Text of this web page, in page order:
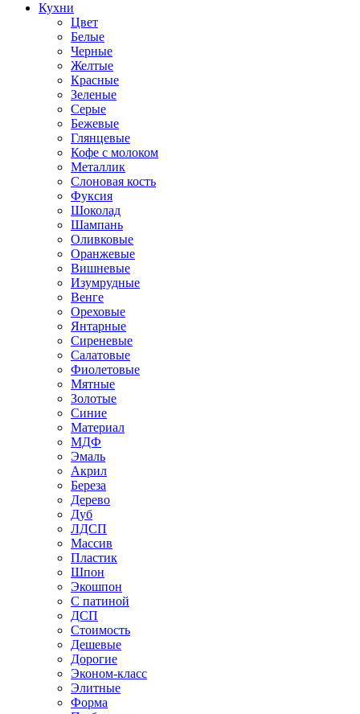
Кухни
Цвет
Белые
Черные
Желтые
Красные
Зеленые
Серые
Бежевые
Глянцевые
Кофе с молоком
Металлик
Слоновая кость
Фуксия
Шоколад
Шампань
Оливковые
Оранжевые
Вишневые
Изумрудные
Венге
Ореховые
Янтарные
Сиреневые
Салатовые
Фиолетовые
Мятные
Золотые
Синие
Материал
МДФ
Эмаль
Акрил
Береза
Дерево
Дуб
ЛДСП
Массив
Пластик
Шпон
Экошпон
С патиной
ДСП
Стоимость
Дешевые
Дорогие
Эконом-класс
Элитные
Форма